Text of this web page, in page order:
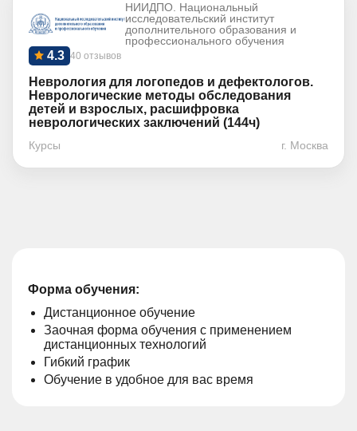
НИИДПО. Национальный
исследовательский институт
дополнительного образования и
профессионального обучения
40 отзывов
4.3
Неврология для логопедов и дефектологов.
Неврологические методы обследования
детей и взрослых, расшифровка
неврологических заключений (144ч)
Курсы г. Москва
Форма обучения:
Дистанционное обучение
Заочная форма обучения с применением
дистанционных технологий
Гибкий график
Обучение в удобное для вас время